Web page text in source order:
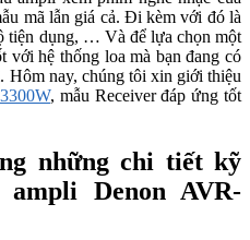
mã lẫn giá cả. Đi kèm với đó là
tiện dụng, … Và để lựa chọn một
với hệ thống loa mà bạn đang có
Hôm nay, chúng tôi xin giới thiệu
, mẫu Receiver đáp ứng tốt
những chi tiết kỹ
Denon AVR-